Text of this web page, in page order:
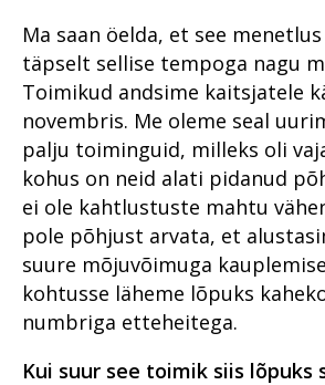
Ma saan öelda, et see
täpselt sellise tempoga nagu
Toimikud andsime kaitsjatele
novembris. Me oleme seal
palju toiminguid, milleks oli
kohus on neid alati pidanud
ei ole kahtlustuste mahtu
pole põhjust arvata, et
suure mõjuvõimuga
kohtusse läheme lõpuks
numbriga etteheitega.
Kui suur see toimik siis lõpuks